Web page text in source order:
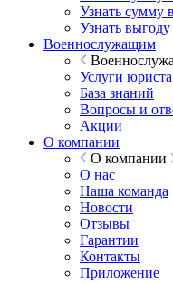
Узнать сумму
Узнать
Военнослужащим
Услуги юриста
База знаний
Вопросы и
Акции
О компании
О компании
О нас
Наша команда
Новости
Отзывы
Гарантии
Контакты
Приложение